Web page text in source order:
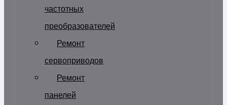
частотных
преобразователей
Ремонт
сервоприводов
Ремонт
панелей